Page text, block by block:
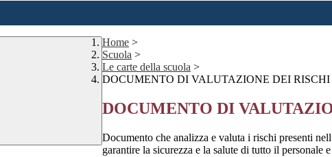
Home >
Scuola >
Le carte della scuola >
DOCUMENTO DI VALUTAZIONE DEI RISCHI
DOCUMENTO DI
Documento che analizza e valuta i rischi presenti
garantire la sicurezza e la salute di tutto il personale